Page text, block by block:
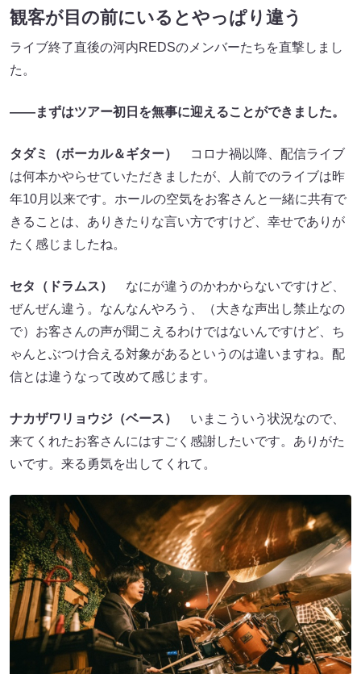
観客が目の前にいるとやっぱり違う
ライブ終了直後の河内REDSのメンバーたちを直撃しまし
た。
――まずはツアー初日を無事に迎えることができました。
タダミ（ボーカル＆ギター）
コロナ禍以降、配信ライブ
は何本かやらせていただきましたが、人前でのライブは昨
年10月以来です。ホールの空気をお客さんと一緒に共有で
きることは、ありきたりな言い方ですけど、幸せでありが
たく感じましたね。
セタ（ドラムス）
なにが違うのかわからないですけど、
ぜんぜん違う。なんなんやろう、（大きな声出し禁止なの
で）お客さんの声が聞こえるわけではないんですけど、ち
ゃんとぶつけ合える対象があるというのは違いますね。配
信とは違うなって改めて感じます。
ナカザワリョウジ（ベース）
いまこういう状況なので、
来てくれたお客さんにはすごく感謝したいです。ありがた
いです。来る勇気を出してくれて。